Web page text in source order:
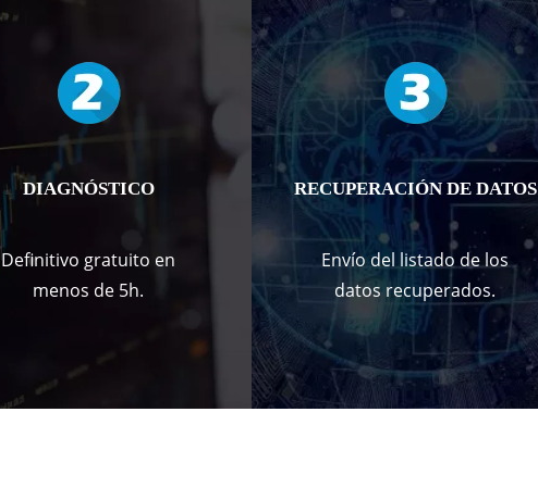
DIAGNÓSTICO
Definitivo gratuito en
menos de 5h.
RECUPERACIÓN DE DATOS
Envío del listado de los
datos recuperados.